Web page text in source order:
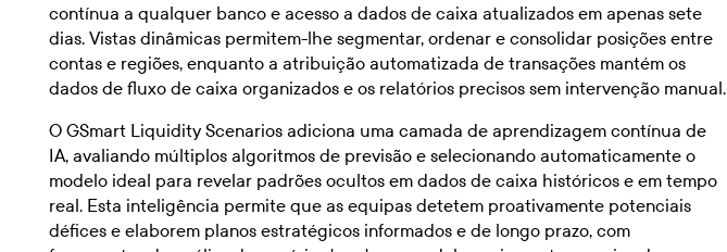
contínua a qualquer banco e acesso a dados de caixa atualizados em apenas sete
dias. Vistas dinâmicas permitem-lhe segmentar, ordenar e consolidar posições entre
contas e regiões, enquanto a atribuição automatizada de transações mantém os
dados de fluxo de caixa organizados e os relatórios precisos sem intervenção manual.
O GSmart Liquidity Scenarios adiciona uma camada de aprendizagem contínua de
IA, avaliando múltiplos algoritmos de previsão e selecionando automaticamente o
modelo ideal para revelar padrões ocultos em dados de caixa históricos e em tempo
real. Esta inteligência permite que as equipas detetem proativamente potenciais
défices e elaborem planos estratégicos informados e de longo prazo, com